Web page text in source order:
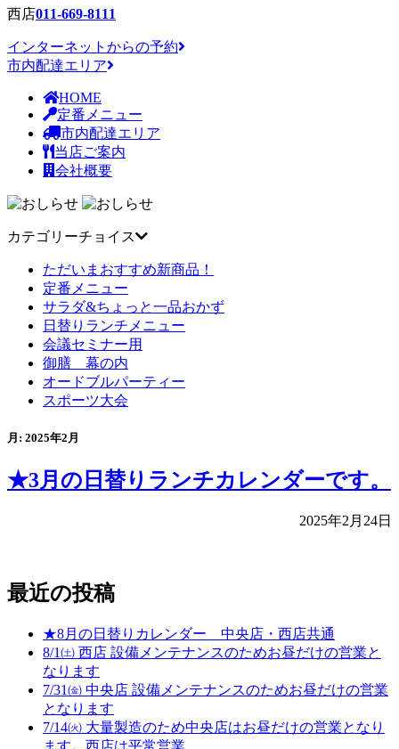
西店011-669-8111
インターネットからの予約
市内配達エリア
HOME
定番メニュー
市内配達エリア
当店ご案内
会社概要
カテゴリーチョイス
ただいまおすすめ新商品！
定番メニュー
サラダ&ちょっと一品おかず
日替りランチメニュー
会議セミナー用
御膳 幕の内
オードブルパーティー
スポーツ大会
月: 2025年2月
★3月の日替りランチカレンダーです。
2025年2月24日
最近の投稿
★8月の日替りカレンダー 中央店・西店共通
8/1㈯ 西店 設備メンテナンスのためお昼だけの営業と
なります
7/31㈮ 中央店 設備メンテナンスのためお昼だけの営業
となります
7/14㈫ 大量製造のため中央店はお昼だけの営業となり